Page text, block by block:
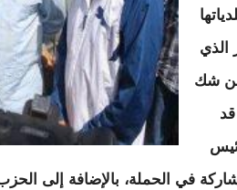
الذي
من شك
في الحملة، بالإضافة إلى